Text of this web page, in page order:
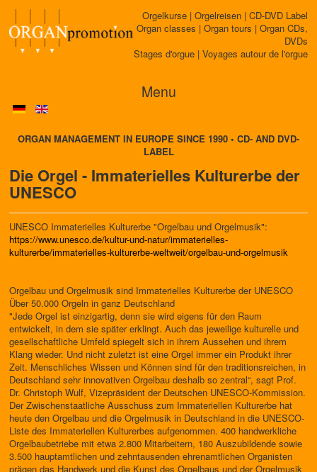
Orgelkurse | Orgelreisen | CD-DVD Label
Organ classes | Organ tours | Organ CDs,
DVDs
Stages d'orgue | Voyages autour de l'orgue
Menu
ORGAN MANAGEMENT IN EUROPE SINCE 1990 • CD- AND DVD-
LABEL
Die Orgel - Immaterielles Kulturerbe der
UNESCO
UNESCO Immaterielles Kulturerbe "Orgelbau und Orgelmusik":
https://www.unesco.de/kultur-und-natur/immaterielles-
kulturerbe/immaterielles-kulturerbe-weltweit/orgelbau-und-orgelmusik
Orgelbau und Orgelmusik sind Immaterielles Kulturerbe der UNESCO
Über 50.000 Orgeln in ganz Deutschland
"Jede Orgel ist einzigartig, denn sie wird eigens für den Raum
entwickelt, in dem sie später erklingt. Auch das jeweilige kulturelle und
gesellschaftliche Umfeld spiegelt sich in ihrem Aussehen und ihrem
Klang wieder. Und nicht zuletzt ist eine Orgel immer ein Produkt ihrer
Zeit. Menschliches Wissen und Können sind für den traditionsreichen, in
Deutschland sehr innovativen Orgelbau deshalb so zentral“, sagt Prof.
Dr. Christoph Wulf, Vizepräsident der Deutschen UNESCO-Kommission.
Der Zwischenstaatliche Ausschuss zum Immateriellen Kulturerbe hat
heute den Orgelbau und die Orgelmusik in Deutschland in die UNESCO-
Liste des Immateriellen Kulturerbes aufgenommen. 400 handwerkliche
Orgelbaubetriebe mit etwa 2.800 Mitarbeitern, 180 Auszubildende sowie
3.500 hauptamtlichen und zehntausenden ehrenamtlichen Organisten
prägen das Handwerk und die Kunst des Orgelbaus und der Orgelmusik